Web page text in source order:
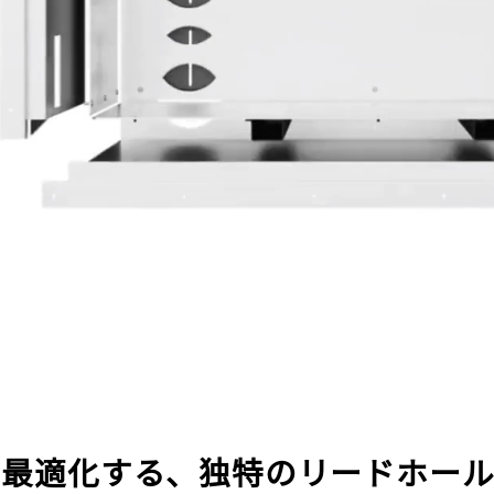
適化する、独特のリードホー